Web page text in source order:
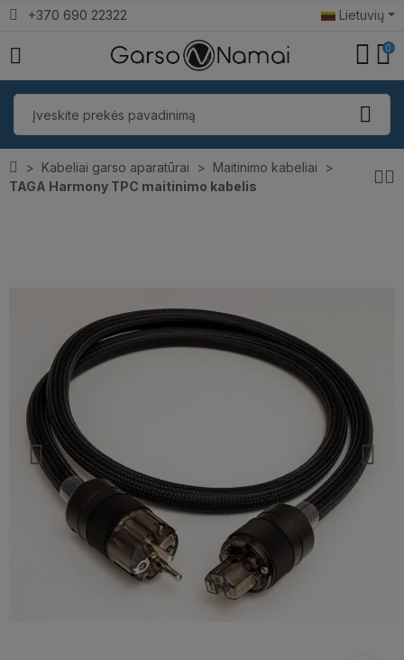
+370 690 22322 Lietuvių
0
Kabeliai garso aparatūrai
Maitinimo kabeliai
TAGA Harmony TPC maitinimo kabelis